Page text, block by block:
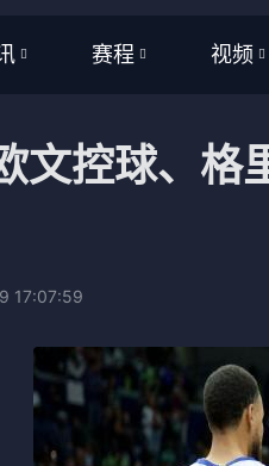
球
育
赛程
足球
WNBA
英超
视频
足球视
文控球、格
17:07:59